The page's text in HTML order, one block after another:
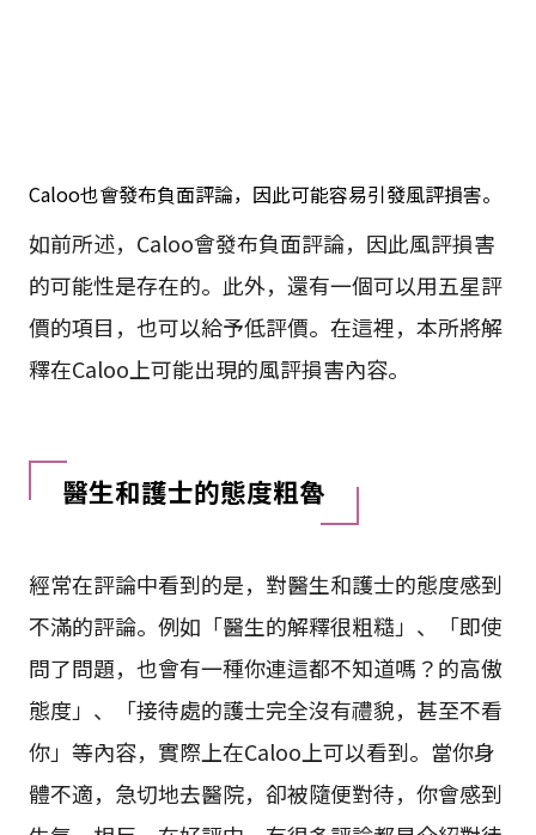
Caloo也會發布負面評論，因此可能容易引發風評損害。
如前所述，Caloo會發布負面評論，因此風評損害
的可能性是存在的。此外，還有一個可以用五星評
價的項目，也可以給予低評價。在這裡，本所將解
釋在Caloo上可能出現的風評損害內容。
醫生和護士的態度粗魯
經常在評論中看到的是，對醫生和護士的態度感到
不滿的評論。例如「醫生的解釋很粗糙」、「即使
問了問題，也會有一種你連這都不知道嗎？的高傲
態度」、「接待處的護士完全沒有禮貌，甚至不看
你」等內容，實際上在Caloo上可以看到。當你身
體不適，急切地去醫院，卻被隨便對待，你會感到